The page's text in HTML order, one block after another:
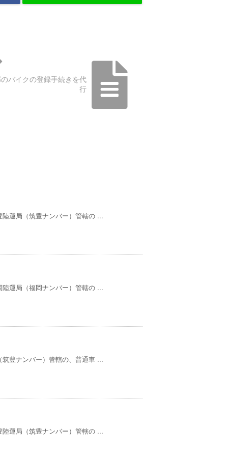
バイクの登録手続きを代
行
運局（筑豊ナンバー）管轄の ...
運局（福岡ナンバー）管轄の ...
豊ナンバー）管轄の、普通車 ...
運局（筑豊ナンバー）管轄の ...